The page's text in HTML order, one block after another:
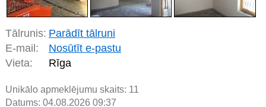
Tālrunis: Parādīt tālruni
E-mail:
Nosūtīt e-pastu
Vieta:
Rīga
Unikālo apmeklējumu skaits: 11
Datums: 04.08.2026 09:37